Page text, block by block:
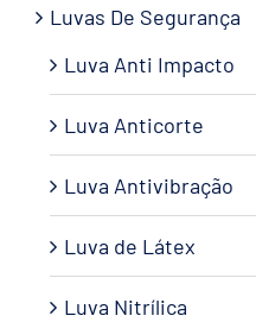
Luvas De Segurança
Luva Anti Impacto
Luva Anticorte
Luva Antivibração
Luva de Látex
Luva Nitrílica